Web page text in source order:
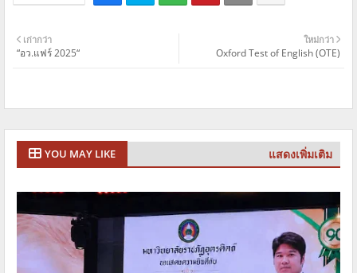
ใหม่กว่า
Oxford Test of English (OTE)
เก่ากว่า
“อว.แฟร์ 2025“
YOU MAY LIKE แสดงเพิ่มเติม